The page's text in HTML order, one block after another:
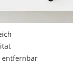
entfernbar